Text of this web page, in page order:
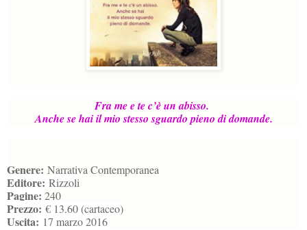
Fra me e te c’è un abisso.
Anche se hai il mio stesso sguardo pieno di domande.
Genere: Narrativa Contemporanea
Editore: Rizzoli
Pagine: 240
Prezzo: € 13.60 (cartaceo)
Uscita: 17 marzo 2016